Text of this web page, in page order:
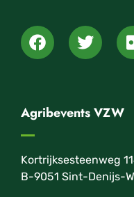
Agribevents VZW
Kortrijksesteenweg
B-9051 Sint-Denijs-